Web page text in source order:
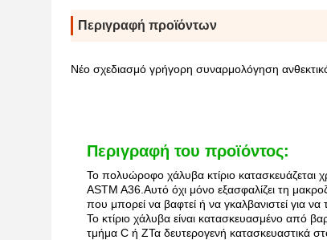
Περιγραφή προϊόντων
Νέο σχεδιασμό γρήγορη συναρμολόγηση
Περιγραφή του προϊόντος:
Το πολυώροφο χάλυβα κτίριο
ASTM A36.Αυτό όχι μόνο εξασφαλίζει τη
που μπορεί να βαφτεί ή να γκαλβανιστεί για να
Το κτίριο χάλυβα είναι κατασκευασμένο από
τμήμα C ή ZΤα δευτερογενή κατασκευαστικά